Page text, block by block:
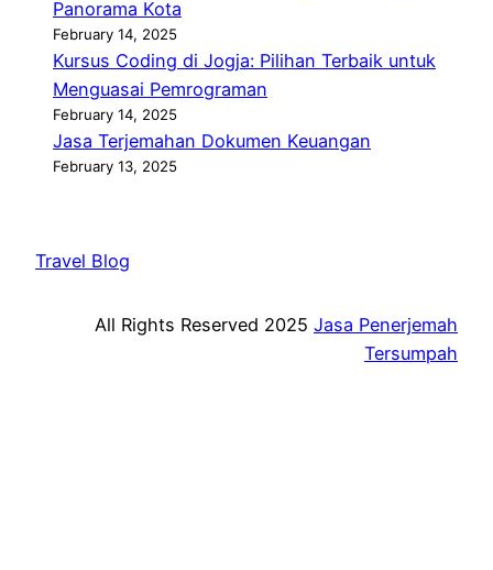
Panorama Kota
February 14, 2025
Kursus Coding di Jogja: Pilihan Terbaik untuk
Menguasai Pemrograman
February 14, 2025
Jasa Terjemahan Dokumen Keuangan
February 13, 2025
Travel Blog
All Rights Reserved 2025 Jasa Penerjemah
Tersumpah